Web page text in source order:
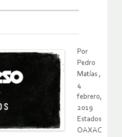
Por
Pedro
Matías ,
4
febrero,
2019
Estados
OAXAC